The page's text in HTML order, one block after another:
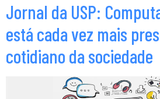
Jornal da USP:
está cada vez mais
cotidiano da sociedade